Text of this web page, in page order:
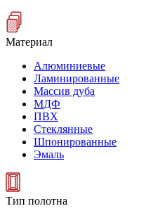
Материал
Алюминиевые
Ламинированные
Массив дуба
МДФ
ПВХ
Стеклянные
Шпонированные
Эмаль
Тип полотна